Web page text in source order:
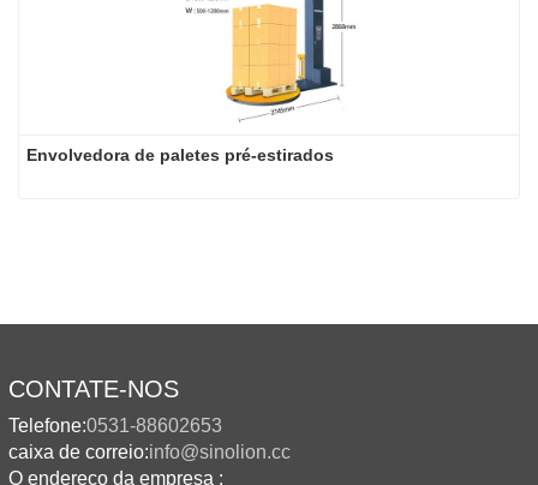
Envolvedora de paletes pré-estirados
CONTATE-NOS
Telefone:0531-88602653
caixa de correio:info@sinolion.cc
O endereço da empresa :